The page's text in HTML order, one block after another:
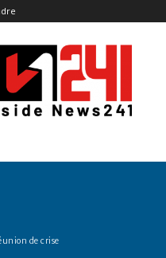
Insidenews241
de crise